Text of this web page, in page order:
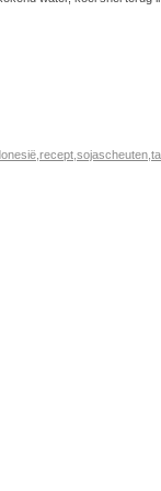
recept sojascheuten